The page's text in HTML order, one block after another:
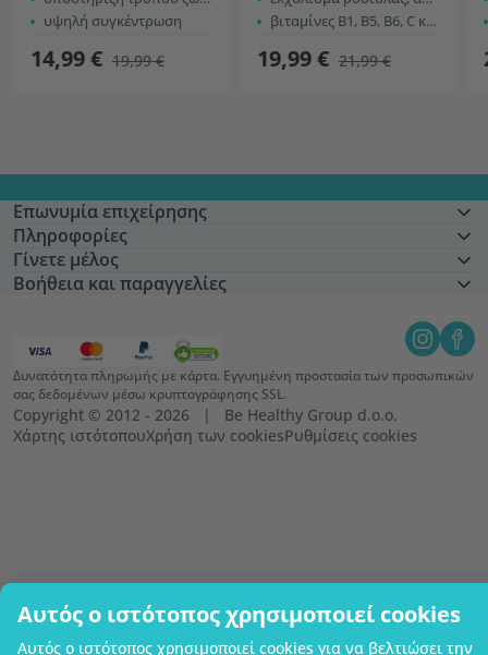
Αυτός ο ιστότοπος χρησιμοποιεί cookies
Αυτός ο ιστότοπος χρησιμοποιεί cookies για να βελτιώσει την
υψηλή συγκέντρωση
14,99 € 19,99 €
βιταμίνες B1, B5, B6, C και ψευδάργυρος
19,99 € 21,99 €
Επωνυμία επιχείρησης
Πληροφορίες
Γίνετε μέλος
Βοήθεια και παραγγελίες
Δυνατότητα πληρωμής με κάρτα. Εγγυημένη προστασία των προσωπικών
σας δεδομένων μέσω κρυπτογράφησης SSL.
Copyright © 2012 - 2026   |   Be Healthy Group d.o.o.
Χάρτης ιστότοπουΧρήση των cookiesΡυθμίσεις cookies